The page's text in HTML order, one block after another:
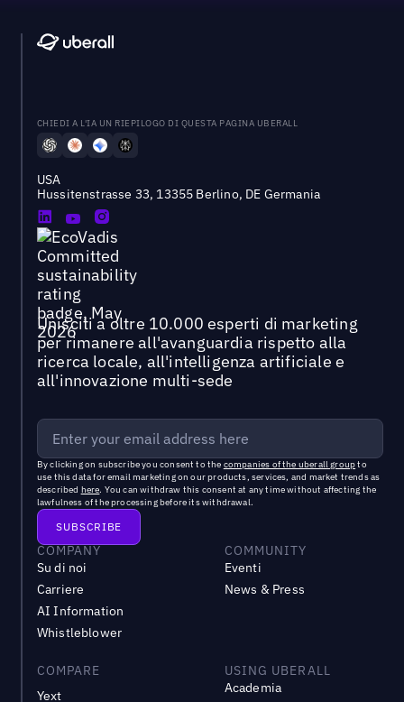
CHIEDI A L'IA UN RIEPILOGO DI QUESTA PAGINA UBERALL
USA
Hussitenstrasse 33, 13355 Berlino, DE Germania
Unisciti a oltre 10.000 esperti di marketing
per rimanere all'avanguardia rispetto alla
ricerca locale, all'intelligenza artificiale e
all'innovazione multi-sede
By clicking on subscribe you consent to the companies of the uberall groupto
use this data for email marketing on our products, services, and market trends as
described here. You can withdraw this consent at any time without affecting the
lawfulness of the processing before its withdrawal.
COMPANY
Su di noi
Carriere
AI Information
Whistleblower
COMMUNITY
Eventi
News & Press
COMPARE
Yext
USING UBERALL
Academia